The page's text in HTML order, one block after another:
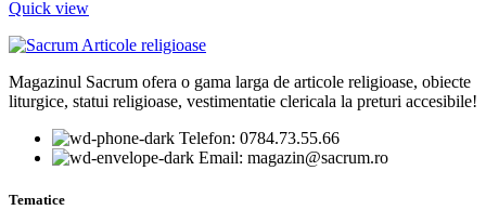
Quick view
Magazinul Sacrum ofera o gama larga de articole religioase, obiecte
liturgice, statui religioase, vestimentatie clericala la preturi accesibile!
Telefon: 0784.73.55.66
Email: magazin@sacrum.ro
Tematice